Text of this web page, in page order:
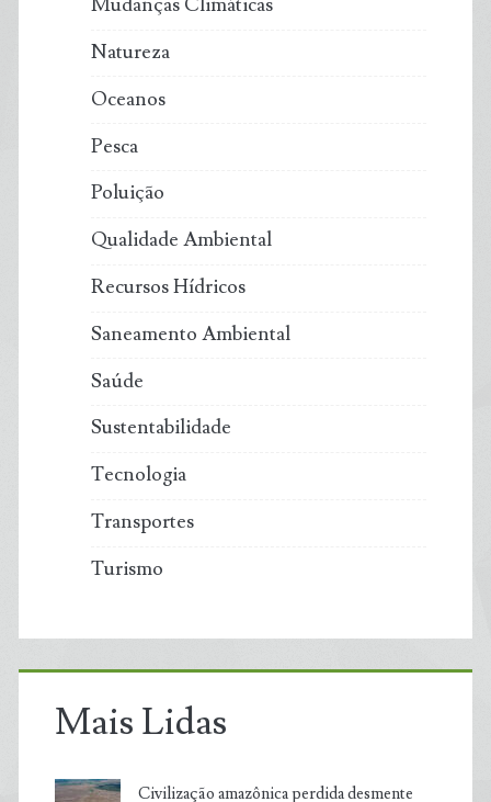
Natureza
Oceanos
Pesca
Poluição
Qualidade Ambiental
Recursos Hídricos
Saneamento Ambiental
Saúde
Sustentabilidade
Tecnologia
Transportes
Turismo
Mais Lidas
Civilização amazônica perdida desmente